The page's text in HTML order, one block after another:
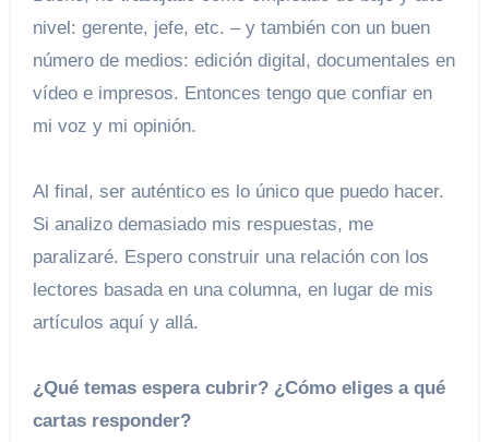
nivel: gerente, jefe, etc. – y también con un buen
número de medios: edición digital, documentales en
vídeo e impresos. Entonces tengo que confiar en
mi voz y mi opinión.
Al final, ser auténtico es lo único que puedo hacer.
Si analizo demasiado mis respuestas, me
paralizaré. Espero construir una relación con los
lectores basada en una columna, en lugar de mis
artículos aquí y allá.
¿Qué temas espera cubrir? ¿Cómo eliges a qué
cartas responder?